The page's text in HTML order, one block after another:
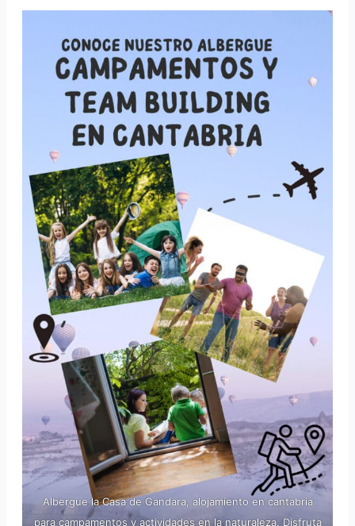
Albergue la Casa de Gandara, alojamiento en cantabria
para campamentos y actividades en la naturaleza. Disfruta